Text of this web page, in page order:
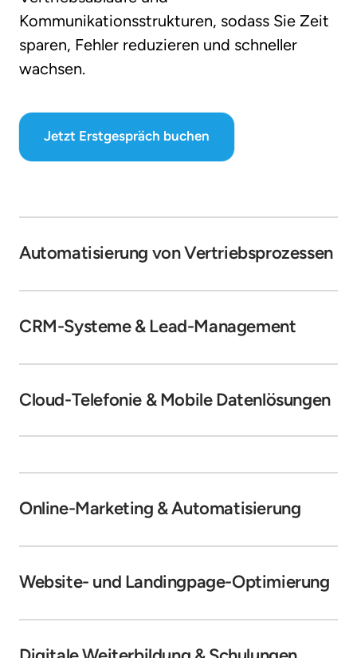
Kommunikationsstrukturen, sodass Sie Zeit
sparen, Fehler reduzieren und schneller
wachsen.
Jetzt Erstgespräch buchen
Automatisierung von Vertriebsprozessen
CRM-Systeme & Lead-Management
Cloud-Telefonie & Mobile Datenlösungen
Online-Marketing & Automatisierung
Website- und Landingpage-Optimierung